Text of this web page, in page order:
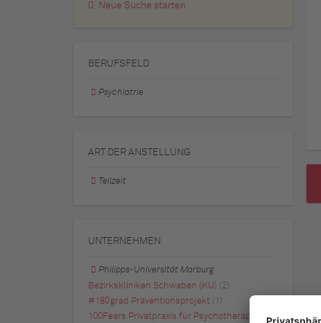
Neue Suche starten
BERUFSFELD
Psychiatrie
ART DER ANSTELLUNG
Teilzeit
UNTERNEHMEN
Philipps-Universität Marburg
Bezirkskliniken Schwaben (KU) (2)
#180grad Präventionsprojekt (1)
100Fears Privatpraxis für Psychotherapie
(1)